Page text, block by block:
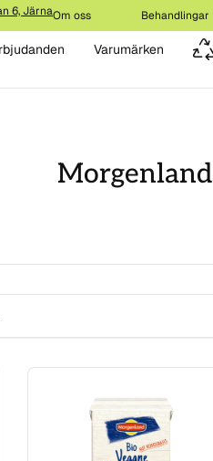
6, JärnaOm oss Behandlingar
Varumärken
Morgenland